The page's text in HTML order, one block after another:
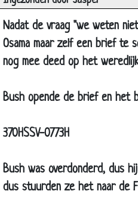
Nadat de vraag "we weten
Osama maar zelf een brief te
nog mee deed op het
Bush opende de brief en het
370HSSV-0773H
Bush was overdonderd, dus
dus stuurden ze het naar de
26 Mar 2007
Op de boerderij
26 Mar 2007
Grenswachters
22 Mar 2007
Geen lijm
19 Mar 2007
14 Mar 2007
Wat is nooit
12 Mar 2007
10 Mar 2007
Stieren ballen
08 Mar 2007